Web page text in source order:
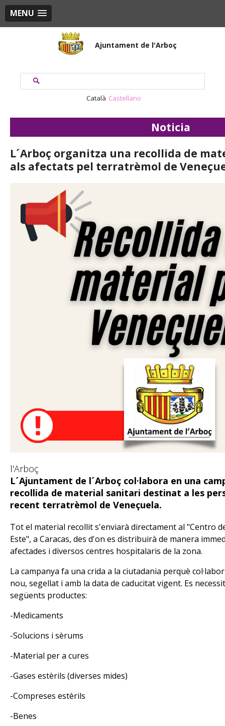
MENU
Ajuntament de l'Arboç
Català Castellano
Noticia
L´Arboç organitza una recollida de
als afectats pel terratrèmol de
l'Arboç
L´Ajuntament de l´Arboç col·labora en una
recollida de material sanitari destinat a les
recent terratrèmol de Veneçuela.
Tot el material recollit s'enviarà directament al "Centro
Este", a Caracas, des d'on es distribuirà de manera
afectades i diversos centres hospitalaris de la zona.
La campanya fa una crida a la ciutadania perquè
nou, segellat i amb la data de caducitat vigent. Es
següents productes:
-Medicaments
-Solucions i sèrums
-Material per a cures
-Gases estèrils (diverses mides)
-Compreses estèrils
-Benes